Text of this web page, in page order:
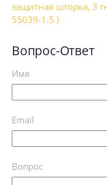
защитная шторка, 3
55039-1.5 )
Вопрос-Ответ
Имя
Email
Вопрос